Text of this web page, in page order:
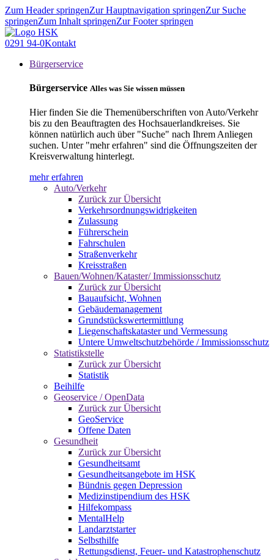
Zum Header springenZur Hauptnavigation springenZur Suche
springenZum Inhalt springenZur Footer springen
0291 94-0Kontakt
Bürgerservice
Bürgerservice Alles was Sie wissen müssen
Hier finden Sie die Themenüberschriften von Auto/Verkehr
bis zu den Beauftragten des Hochsauerlandkreises. Sie
können natürlich auch über "Suche" nach Ihrem Anliegen
suchen. Unter "mehr erfahren" sind die Öffnungszeiten der
Kreisverwaltung hinterlegt.
mehr erfahren
Auto/Verkehr
Zurück zur Übersicht
Verkehrsordnungswidrigkeiten
Zulassung
Führerschein
Fahrschulen
Straßenverkehr
Kreisstraßen
Bauen/Wohnen/Kataster/ Immissionsschutz
Zurück zur Übersicht
Bauaufsicht, Wohnen
Gebäudemanagement
Grundstückswertermittlung
Liegenschaftskataster und Vermessung
Untere Umweltschutzbehörde / Immissionsschutz
Statistikstelle
Zurück zur Übersicht
Statistik
Beihilfe
Geoservice / OpenData
Zurück zur Übersicht
GeoService
Offene Daten
Gesundheit
Zurück zur Übersicht
Gesundheitsamt
Gesundheitsangebote im HSK
Bündnis gegen Depression
Medizinstipendium des HSK
Hilfekompass
MentalHelp
Landarztstarter
Selbsthilfe
Rettungsdienst, Feuer- und Katastrophenschutz